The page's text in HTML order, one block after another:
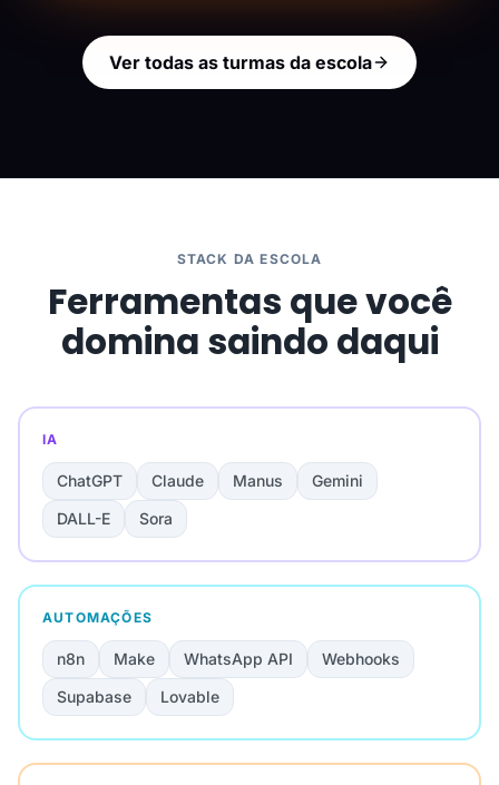
Ver todas as turmas da escola
STACK DA ESCOLA
Ferramentas que você
domina saindo daqui
IA
ChatGPT Claude Manus
Gemini
DALL-E
Sora
AUTOMAÇÕES
n8n Make WhatsApp API
Webhooks
Supabase
Lovable